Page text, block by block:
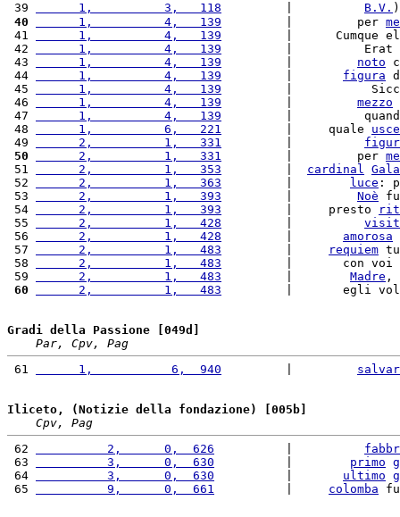
39
      1,          3,   118
B. V.
40
      1,          4,   139
         |         per
41
      1,          4,   139
|      Cumque
42
      1,          4,   139
|
43
      1,          4,   139
noto
44
      1,          4,   139
figura
45
      1,          4,   139
|
46
      1,          4,   139
mezzo
47
      1,          4,   139
|
48
      1,          6,   221
         |     quale
49
      2,          1,   331
50
      2,          1,   331
         |         per
51
      2,          1,   353
cardinal
52
      2,          1,   363
luce :
53
      2,          1,   393
Noè
54
      2,          1,   393
         |     presto
55
      2,          1,   428
56
      2,          1,   428
amorosa
57
      2,          1,   483
requiem
58
      2,          1,   483
|       con voi
59
      2,          1,   483
Madre ,
60
      2,          1,   483
|       egli
Gradi della Passione [049d]
Par, Cpv, Pag
61
      1,           6,  940
Iliceto, (Notizie della fondazione) [005b]
Cpv, Pag
62
          2,      0,  626
63
          3,      0,  630
primo
64
          3,      0,  630
ultimo
65
          9,      0,  661
colomba